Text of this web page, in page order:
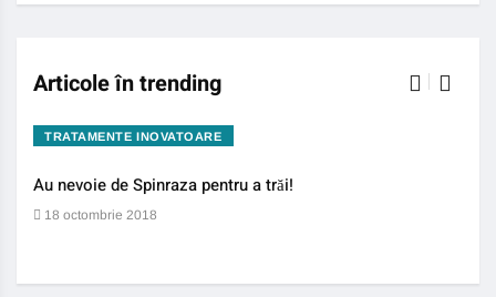
Articole în trending
TRATAMENTE INOVATOARE
Au nevoie de Spinraza pentru a trăi!
18 octombrie 2018